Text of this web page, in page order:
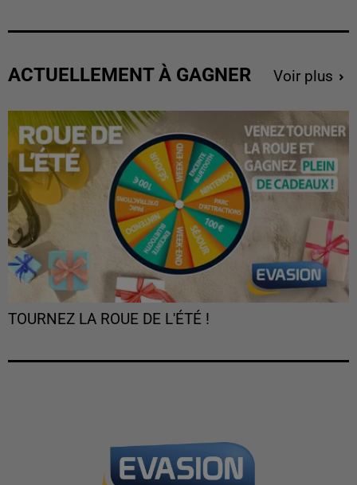
ACTUELLEMENT À GAGNER Voir plus
TOURNEZ LA ROUE DE L'ÉTÉ !